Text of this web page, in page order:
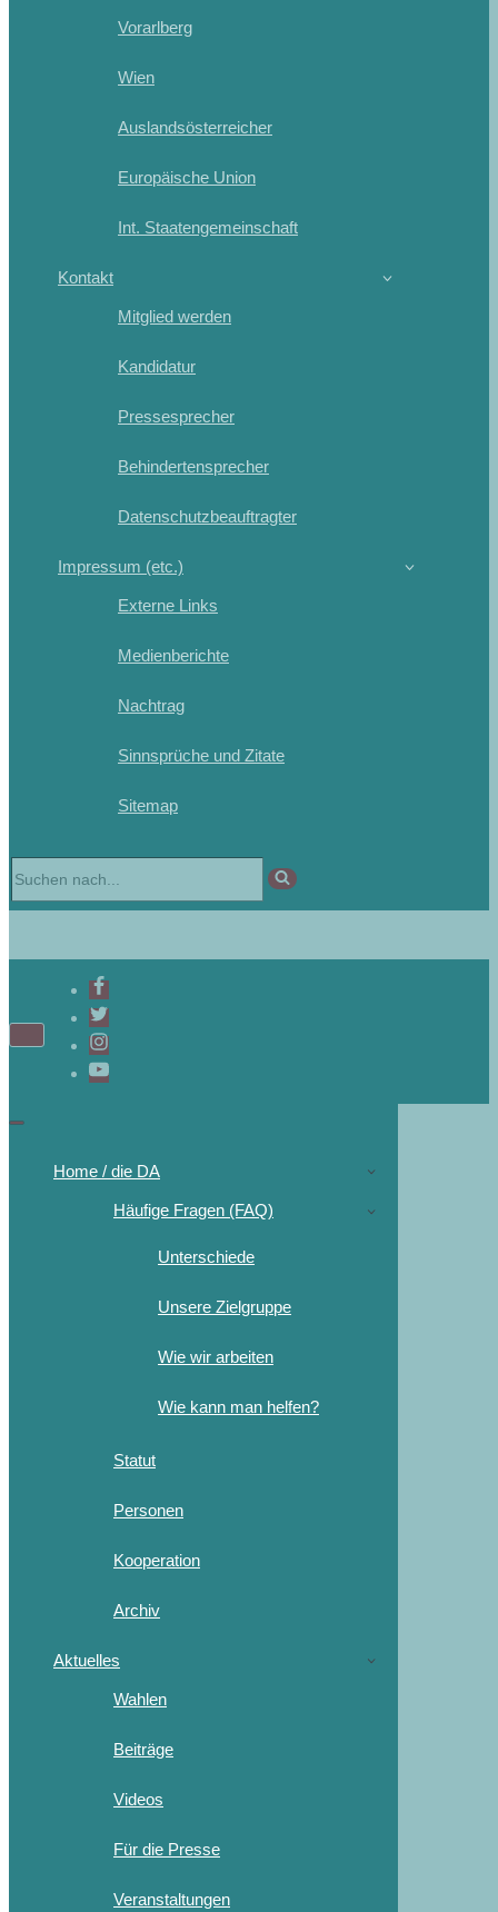
Vorarlberg
Wien
Auslandsösterreicher
Europäische Union
Int. Staatengemeinschaft
Kontakt
Mitglied werden
Kandidatur
Pressesprecher
Behindertensprecher
Datenschutzbeauftragter
Impressum (etc.)
Externe Links
Medienberichte
Nachtrag
Sinnsprüche und Zitate
Sitemap
Navigations-
Navigations-
Home / die DA
Häufige Fragen (FAQ)
Unterschiede
Unsere Zielgruppe
Wie wir arbeiten
Wie kann man helfen?
Statut
Personen
Kooperation
Archiv
Aktuelles
Wahlen
Beiträge
Videos
Für die Presse
Veranstaltungen